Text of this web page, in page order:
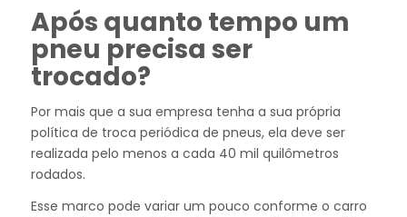
Após quanto tempo um
pneu precisa ser
trocado?
Por mais que a sua empresa tenha a sua própria
política de troca periódica de pneus, ela deve ser
realizada pelo menos a cada 40 mil quilômetros
rodados.
Esse marco pode variar um pouco conforme o carro